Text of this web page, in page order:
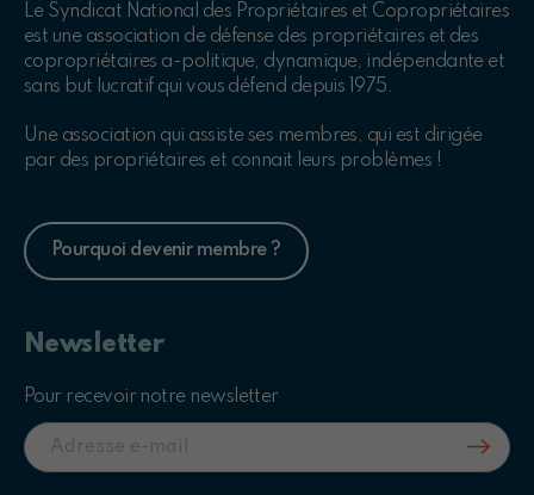
Le Syndicat National des Propriétaires et Copropriétaires
est une association de défense des propriétaires et des
copropriétaires a-politique, dynamique, indépendante et
sans but lucratif qui vous défend depuis 1975.
Une association qui assiste ses membres, qui est dirigée
par des propriétaires et connait leurs problèmes !
Pourquoi devenir membre ?
Newsletter
Pour recevoir notre newsletter